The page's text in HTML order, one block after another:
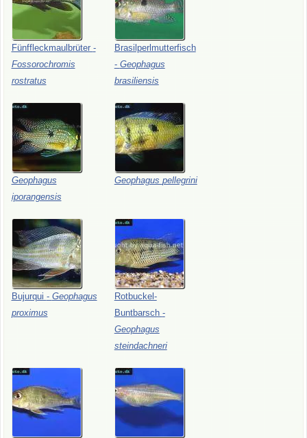
Fünffleckmaulbrüter -
Fossorochromis
rostratus
Brasilperlmutterfisch
- Geophagus
brasiliensis
Geophagus
iporangensis
Geophagus pellegrini
Bujurqui - Geophagus
proximus
Rotbuckel-
Buntbarsch -
Geophagus
steindachneri